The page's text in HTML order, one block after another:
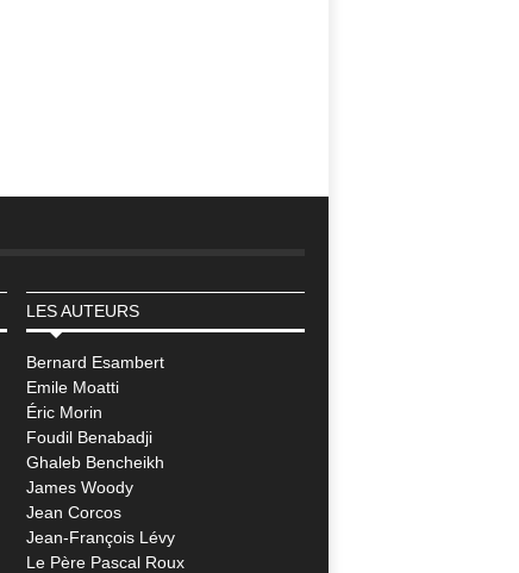
LES AUTEURS
Bernard Esambert
Emile Moatti
Éric Morin
Foudil Benabadji
Ghaleb Bencheikh
James Woody
Jean Corcos
Jean-François Lévy
Le Père Pascal Roux